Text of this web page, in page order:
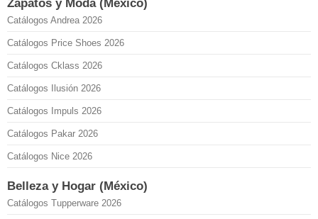
Zapatos y Moda (México)
Catálogos Andrea 2026
Catálogos Price Shoes 2026
Catálogos Cklass 2026
Catálogos Ilusión 2026
Catálogos Impuls 2026
Catálogos Pakar 2026
Catálogos Nice 2026
Belleza y Hogar (México)
Catálogos Tupperware 2026